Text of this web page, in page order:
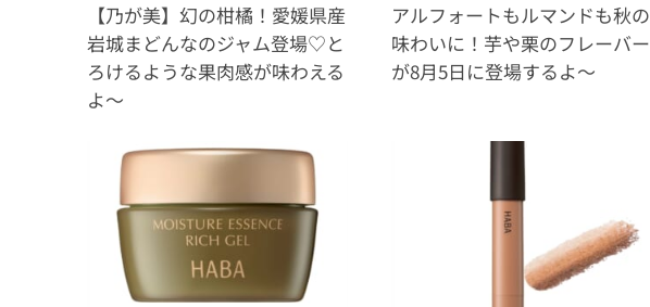
【乃が美】幻の柑橘！愛媛県産
岩城まどんなのジャム登場♡と
ろけるような果肉感が味わえる
よ～
アルフォートもルマンドも秋の
味わいに！芋や栗のフレーバー
が8月5日に登場するよ～